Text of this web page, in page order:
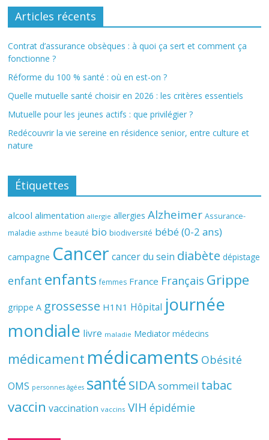
Articles récents
Contrat d’assurance obsèques : à quoi ça sert et comment ça
fonctionne ?
Réforme du 100 % santé : où en est-on ?
Quelle mutuelle santé choisir en 2026 : les critères essentiels
Mutuelle pour les jeunes actifs : que privilégier ?
Redécouvrir la vie sereine en résidence senior, entre culture et
nature
Étiquettes
alcool alimentation allergie allergies Alzheimer Assurance-
maladie asthme beauté bio biodiversité bébé (0-2 ans)
campagne Cancer cancer du sein diabète dépistage
enfant enfants femmes France Français Grippe
grippe A grossesse H1N1 Hôpital journée
mondiale livre maladie Mediator médecins
médicament médicaments Obésité
OMS personnes âgées santé SIDAsommeil tabac
vaccin vaccination vaccins VIH épidémie